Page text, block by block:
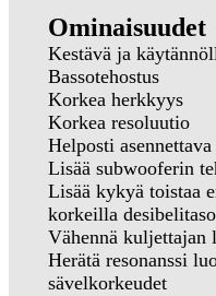
Ominaisuudet
Kestävä ja
Bassotehostus
Korkea herkkyys
Korkea resoluutio
Helposti
Lisää subwooferin
Lisää kykyä toistaa
korkeilla
Vähennä kuljettajan
Herätä resonanssi
sävelkorkeudet